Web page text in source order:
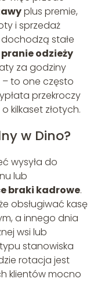
plus premie,
i sprzedaż
stałe
pranie odzieży
za godziny
to one często
przekroczy
kilkaset złotych.
w Dino?
wysyła do
lub
braki kadrowe.
obsługiwać kasę
a innego dnia
wsi lub
stanowiska
rotacja jest
klientów mocno